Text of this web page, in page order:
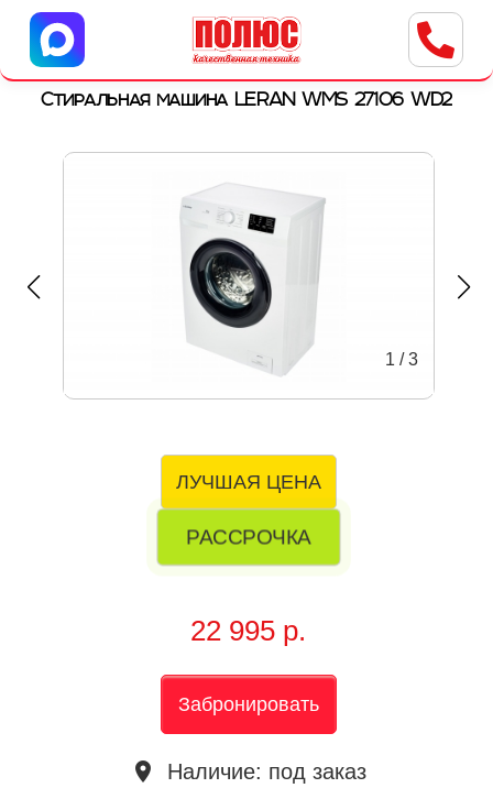
Центр бытовой техники
г. Ульяновск, ул. Пушкарева, 8a
Стиральная машина LERAN WMS 27106 WD2
1 /3
ЛУЧШАЯ ЦЕНА
РАССРОЧКА
22 995 р.
Забронировать
place Наличие: под заказ